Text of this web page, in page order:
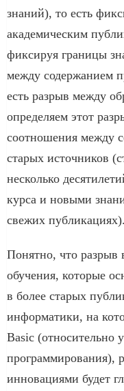
знаний), то есть
академическим
фиксируя границы
между содержанием
есть разрыв между
определяем этот
соотношения между
старых источников
несколько
курса и новыми
свежих публикациях).
Понятно, что разрыв
обучения, которые
в более старых
информатики, на
Basic (относительно
программирования),
инновациями будет